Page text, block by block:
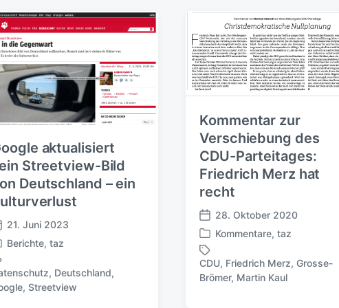
:
aktualisiert
Streetview-Bild
Deutschland – ein
21. Juni 2023
Berichte,taz
, Deutschland,
,Streetview
Kommentar zur
Verschiebung des
CDU-Parteitages:
Friedrich Merz hat
recht
V
e
r
ö
f
28. Oktober 2020
V
e
r
ö
Kommentare,taz
S
CDU, Friedrich Merz, Grosse-
Brömer, Martin Kaul